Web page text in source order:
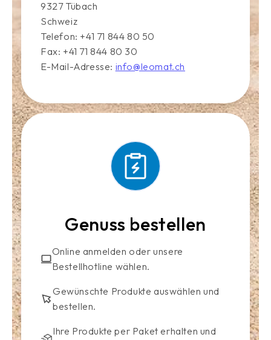
9327 Tübach
Schweiz
Telefon: +41 71 844 80 50
Fax: +41 71 844 80 30
E-Mail-Adresse: info@leomat.ch
Genuss bestellen
Online anmelden oder unsere
Bestellhotline wählen.
Gewünschte Produkte auswählen und
bestellen.
Ihre Produkte per Paket erhalten und